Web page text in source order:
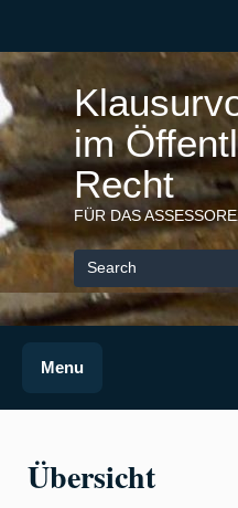
content
im
Recht
FÜR DAS
Search
for
Menu
Übersicht